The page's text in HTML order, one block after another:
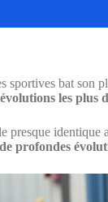
sportives bat
les plus
presque identique
de profondes